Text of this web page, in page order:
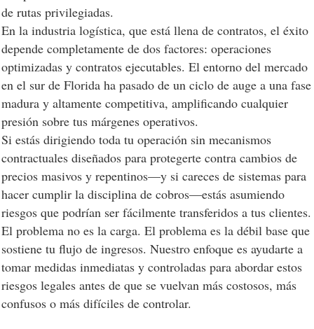
de rutas privilegiadas.
En la industria logística, que está llena de contratos, el éxito
depende completamente de dos factores: operaciones
optimizadas y contratos ejecutables. El entorno del mercado
en el sur de Florida ha pasado de un ciclo de auge a una fase
madura y altamente competitiva, amplificando cualquier
presión sobre tus márgenes operativos.
Si estás dirigiendo toda tu operación sin mecanismos
contractuales diseñados para protegerte contra cambios de
precios masivos y repentinos—y si careces de sistemas para
hacer cumplir la disciplina de cobros—estás asumiendo
riesgos que podrían ser fácilmente transferidos a tus clientes.
El problema no es la carga. El problema es la débil base que
sostiene tu flujo de ingresos. Nuestro enfoque es ayudarte a
tomar medidas inmediatas y controladas para abordar estos
riesgos legales antes de que se vuelvan más costosos, más
confusos o más difíciles de controlar.